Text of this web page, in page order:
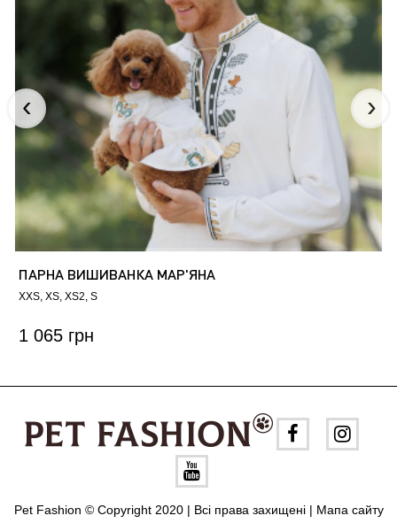
ПАРНА ВИШИВАНКА МАР'ЯНА
XXS XS XS2 S
1 065 грн
Pet Fashion © Copyright 2020 | Всі права захищені | Мапа сайту